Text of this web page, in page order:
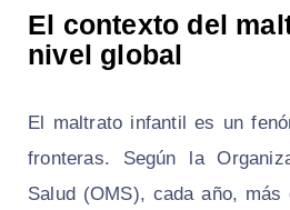
El contexto del
nivel global
El maltrato infantil es un
fronteras. Según la
Salud (OMS), cada año,